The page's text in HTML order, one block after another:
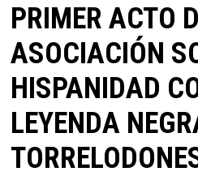
PRIMER ACTO
ASOCIACIÓN
HISPANIDAD
LEYENDA